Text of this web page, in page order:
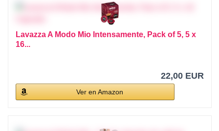
Lavazza A Modo Mio Intensamente, Pack of 5, 5 x
16...
22,00 EUR
Ver en Amazon